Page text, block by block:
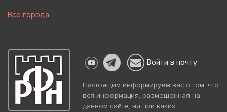
Все города
Войти в почту
Настоящим информируем вас о том, что
вся информация, размещенная на
данном сайте, ни при каких